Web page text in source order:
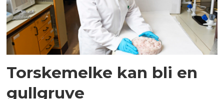
Torskemelke kan bli en
gullgruve